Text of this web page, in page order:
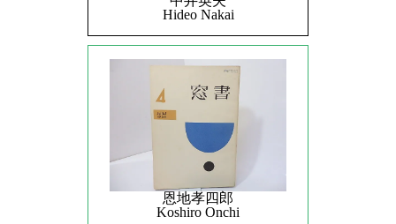
Hideo Nakai
恩地孝四郎
Koshiro Onchi